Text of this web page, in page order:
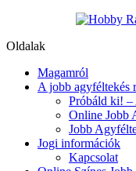
Oldalak
Magamról
A jobb agyféltekés
Próbáld ki! –
Online Jobb
Jobb
Jogi információk
Kapcsolat